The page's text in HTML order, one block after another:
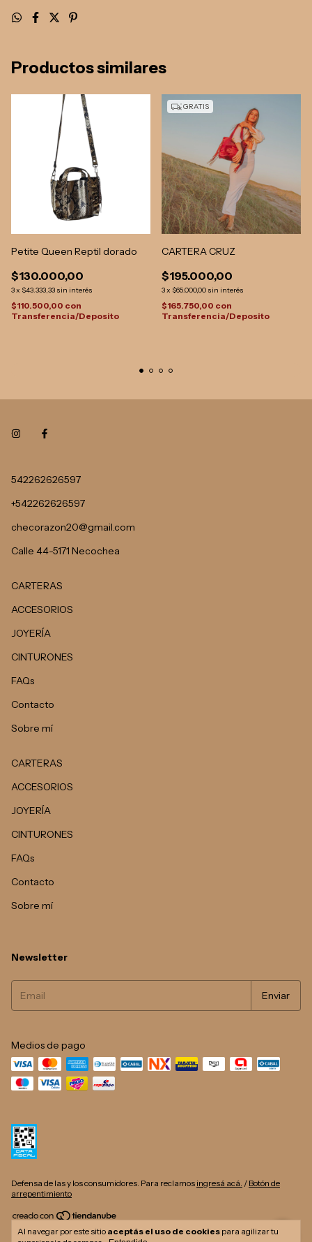
Al navegar por este sitio aceptás el uso de cookies para agilizar tu
Productos similares
Petite Queen Reptil dorado
$130.000,00
3x $43.333,33 sin interés
$110.500,00 con
Transferencia/Deposito
GRATIS
CARTERA CRUZ
$195.000,00
3x $65.000,00 sin interés
$165.750,00 con
Transferencia/Deposito
542262626597
+542262626597
checorazon20@gmail.com
Calle 44-5171 Necochea
CARTERAS
ACCESORIOS
JOYERÍA
CINTURONES
FAQs
Contacto
Sobre mí
CARTERAS
ACCESORIOS
JOYERÍA
CINTURONES
FAQs
Contacto
Sobre mí
Newsletter
Medios de pago
Defensa de las y los consumidores. Para reclamos ingresá acá. / Botón de
arrepentimiento
Copyright Che Corazón - 2026. Todos los derechos reservados.